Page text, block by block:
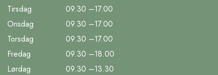
Tirsdag
09.30 –17.00
Onsdag
09.30 –17.00
Torsdag
09.30 –17.00
Fredag
09.30 –18.00
Lørdag
09.30 –13.30